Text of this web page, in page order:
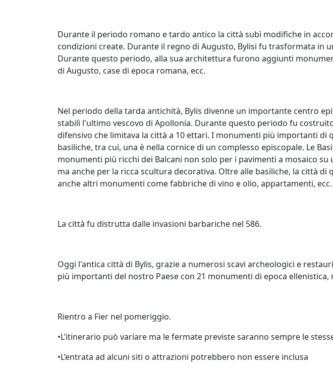
Durante il periodo romano e tardo antico la città subì modifiche in
condizioni create. Durante il regno di Augusto, Bylisi fu trasformata in
Durante questo periodo, alla sua architettura furono aggiunti
di Augusto, case di epoca romana, ecc.
Nel periodo della tarda antichità, Bylis divenne un importante centro
stabilì l'ultimo vescovo di Apollonia. Durante questo periodo fu
difensivo che limitava la città a 10 ettari. I monumenti più importanti di
basiliche, tra cui, una è nella cornice di un complesso episcopale. Le
monumenti più ricchi dei Balcani non solo per i pavimenti a mosaico su
ma anche per la ricca scultura decorativa. Oltre alle basiliche, la città di
anche altri monumenti come fabbriche di vino e olio, appartamenti, ecc.
La città fu distrutta dalle invasioni barbariche nel 586.
Oggi l'antica città di Bylis, grazie a numerosi scavi archeologici e
più importanti del nostro Paese con 21 monumenti di epoca ellenistica,
Rientro a Fier nel pomeriggio.
•L’itinerario può variare ma le fermate previste saranno sempre le
•L’entrata ad alcuni siti o attrazioni potrebbero non essere inclusa